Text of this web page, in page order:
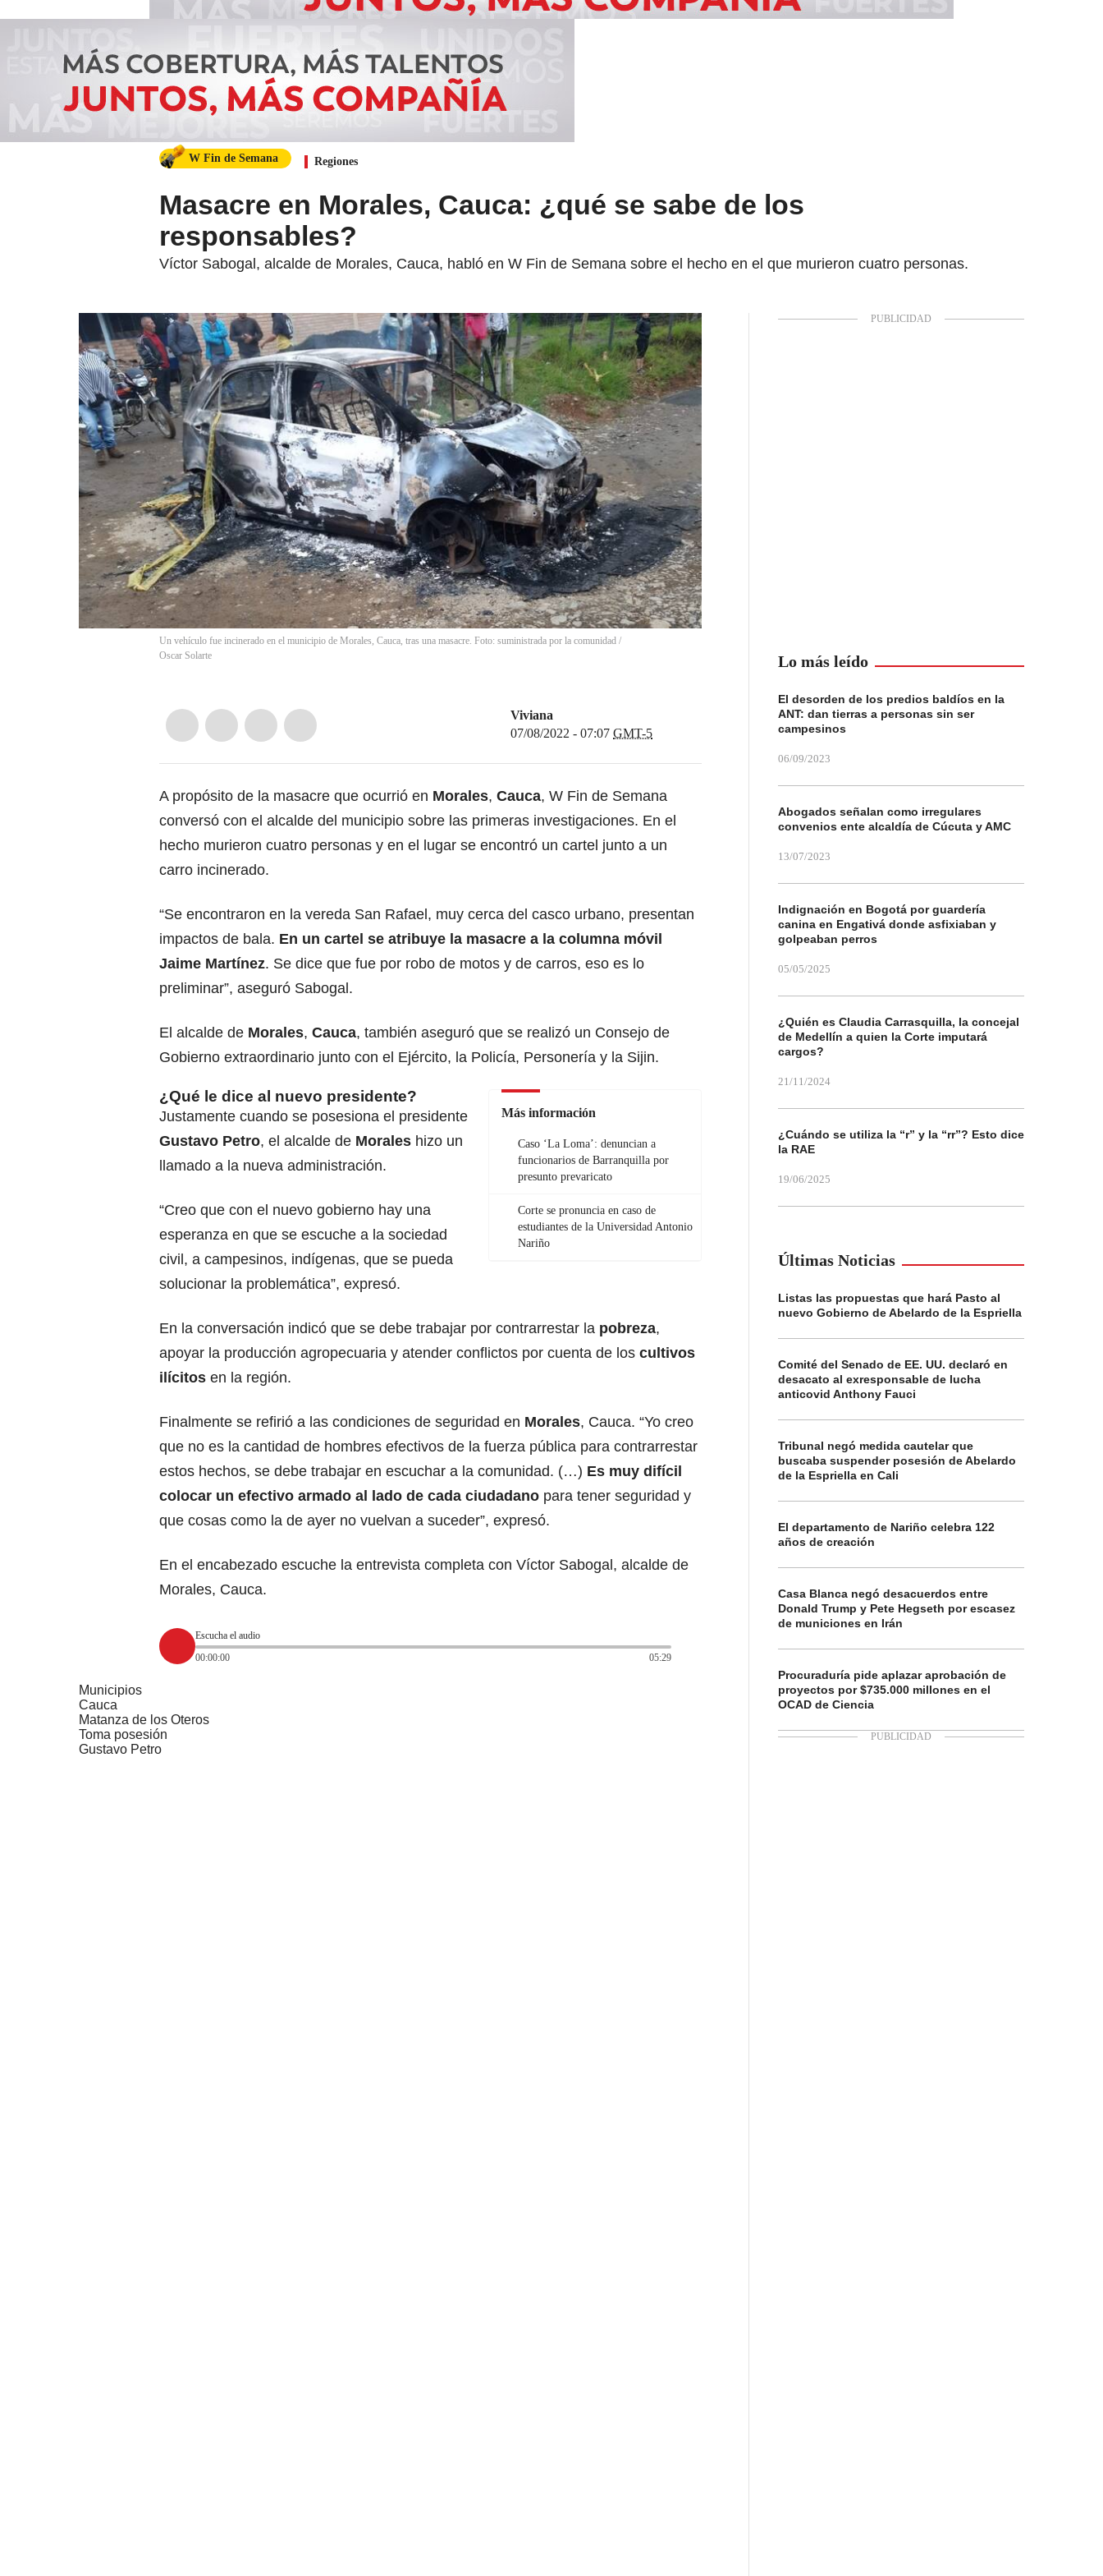
W Fin de Semana Regiones
Masacre en Morales, Cauca: ¿qué se sabe de los
responsables?
Víctor Sabogal, alcalde de Morales, Cauca, habló en W Fin de Semana sobre el hecho en el que murieron cuatro personas.
Un vehículo fue incinerado en el municipio de Morales, Cauca, tras una masacre. Foto: suministrada por la comunidad /
Oscar Solarte
Viviana
07/08/2022 - 07:07 GMT-5
A propósito de la masacre que ocurrió en Morales, Cauca, W Fin de Semana
conversó con el alcalde del municipio sobre las primeras investigaciones. En el
hecho murieron cuatro personas y en el lugar se encontró un cartel junto a un
carro incinerado.
“Se encontraron en la vereda San Rafael, muy cerca del casco urbano, presentan
impactos de bala. En un cartel se atribuye la masacre a la columna móvil
Jaime Martínez. Se dice que fue por robo de motos y de carros, eso es lo
preliminar”, aseguró Sabogal.
El alcalde de Morales, Cauca, también aseguró que se realizó un Consejo de
Gobierno extraordinario junto con el Ejército, la Policía, Personería y la Sijin.
Más información
Caso ‘La Loma’: denuncian a
funcionarios de Barranquilla por
presunto prevaricato
Corte se pronuncia en caso de
estudiantes de la Universidad Antonio
Nariño
¿Qué le dice al nuevo presidente?
Justamente cuando se posesiona el presidente
Gustavo Petro, el alcalde de Morales hizo un
llamado a la nueva administración.
“Creo que con el nuevo gobierno hay una
esperanza en que se escuche a la sociedad
civil, a campesinos, indígenas, que se pueda
solucionar la problemática”, expresó.
En la conversación indicó que se debe trabajar por contrarrestar la pobreza,
apoyar la producción agropecuaria y atender conflictos por cuenta de los cultivos
ilícitos en la región.
Finalmente se refirió a las condiciones de seguridad en Morales, Cauca. “Yo creo
que no es la cantidad de hombres efectivos de la fuerza pública para contrarrestar
estos hechos, se debe trabajar en escuchar a la comunidad. (…) Es muy difícil
colocar un efectivo armado al lado de cada ciudadano para tener seguridad y
que cosas como la de ayer no vuelvan a suceder”, expresó.
En el encabezado escuche la entrevista completa con Víctor Sabogal, alcalde de
Morales, Cauca.
Escucha el audio
00:00:00
05:29
Municipios
Cauca
Matanza de los Oteros
Toma posesión
Gustavo Petro
Lo más leído
El desorden de los predios baldíos en la
ANT: dan tierras a personas sin ser
campesinos
06/09/2023
Abogados señalan como irregulares
convenios ente alcaldía de Cúcuta y AMC
13/07/2023
Indignación en Bogotá por guardería
canina en Engativá donde asfixiaban y
golpeaban perros
05/05/2025
¿Quién es Claudia Carrasquilla, la concejal
de Medellín a quien la Corte imputará
cargos?
21/11/2024
¿Cuándo se utiliza la “r” y la “rr”? Esto dice
la RAE
19/06/2025
Últimas Noticias
Listas las propuestas que hará Pasto al
nuevo Gobierno de Abelardo de la Espriella
Comité del Senado de EE. UU. declaró en
desacato al exresponsable de lucha
anticovid Anthony Fauci
Tribunal negó medida cautelar que
buscaba suspender posesión de Abelardo
de la Espriella en Cali
El departamento de Nariño celebra 122
años de creación
Casa Blanca negó desacuerdos entre
Donald Trump y Pete Hegseth por escasez
de municiones en Irán
Procuraduría pide aplazar aprobación de
proyectos por $735.000 millones en el
OCAD de Ciencia